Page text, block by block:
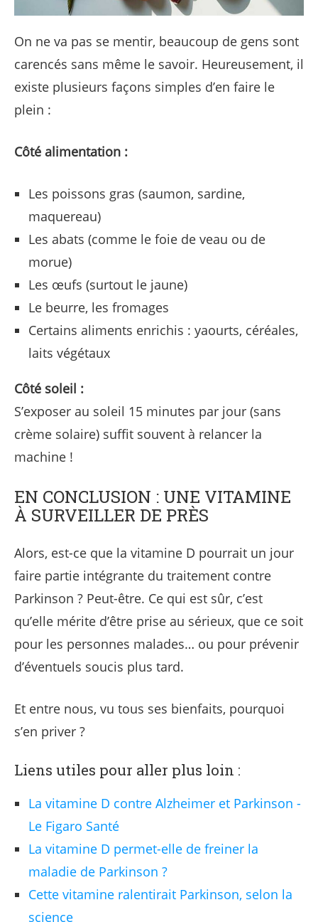
On ne va pas se mentir, beaucoup de gens sont
carencés sans même le savoir. Heureusement, il
existe plusieurs façons simples d’en faire le
plein :
Côté alimentation :
Les poissons gras (saumon, sardine,
maquereau)
Les abats (comme le foie de veau ou de
morue)
Les œufs (surtout le jaune)
Le beurre, les fromages
Certains aliments enrichis : yaourts, céréales,
laits végétaux
Côté soleil :
S’exposer au soleil 15 minutes par jour (sans
crème solaire) suffit souvent à relancer la
machine !
EN CONCLUSION : UNE VITAMINE
À SURVEILLER DE PRÈS
Alors, est-ce que la vitamine D pourrait un jour
faire partie intégrante du traitement contre
Parkinson ? Peut-être. Ce qui est sûr, c’est
qu’elle mérite d’être prise au sérieux, que ce soit
pour les personnes malades… ou pour prévenir
d’éventuels soucis plus tard.
Et entre nous, vu tous ses bienfaits, pourquoi
s’en priver ?
Liens utiles pour aller plus loin :
La vitamine D contre Alzheimer et Parkinson -
Le Figaro Santé
La vitamine D permet-elle de freiner la
maladie de Parkinson ?
Cette vitamine ralentirait Parkinson, selon la
science